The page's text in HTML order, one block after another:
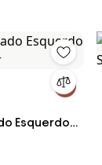
Esquerdo